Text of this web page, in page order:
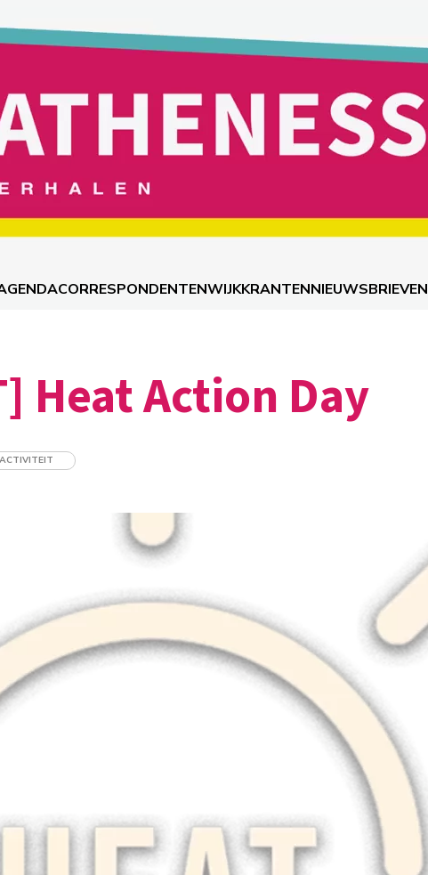
CORRESPONDENTENWIJKKRANTENNIEUWSBRIEVEN
Heat Action Day
ACTIVITEIT